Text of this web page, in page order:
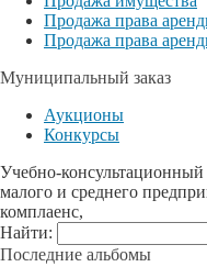
Продажа права
Продажа права
Муниципальный заказ
Аукционы
Конкурсы
Учебно-
малого и среднего
комплаенс,
Найти:
Последние альбомы